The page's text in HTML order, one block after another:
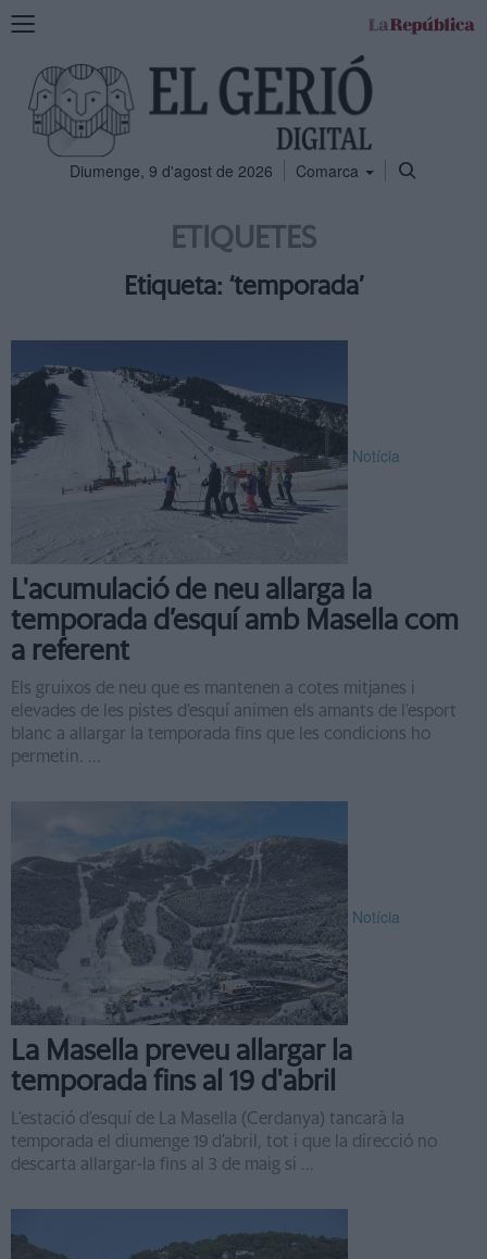
Mostra
navegació
Diumenge, 9 d'agost de 2026 Comarca
ETIQUETES
Etiqueta: ‘temporada’
Notícia
L'acumulació de neu allarga la
temporada d’esquí amb Masella com
a referent
Els gruixos de neu que es mantenen a cotes mitjanes i
elevades de les pistes d’esquí animen els amants de l’esport
blanc a allargar la temporada fins que les condicions ho
permetin. ...
Notícia
La Masella preveu allargar la
temporada fins al 19 d'abril
L’estació d’esquí de La Masella (Cerdanya) tancarà la
temporada el diumenge 19 d’abril, tot i que la direcció no
descarta allargar-la fins al 3 de maig si ...